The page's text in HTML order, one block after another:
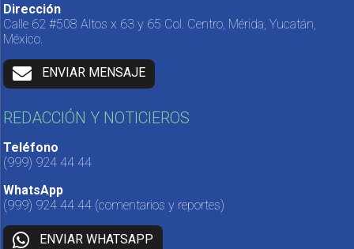
Dirección
Calle 62 #508 Altos x 63 y 65 Col. Centro, Mérida, Yucatán,
México.
ENVIAR MENSAJE
REDACCIÓN Y NOTICIEROS
Teléfono
(999) 924 44 44
WhatsApp
(999) 924 44 44 (comentarios y reportes)
ENVIAR WHATSAPP